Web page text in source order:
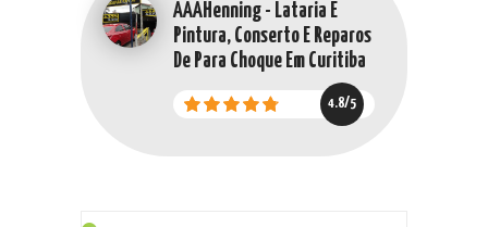
AAAHenning - Lataria E
Pintura, Conserto E Reparos
De Para Choque Em Curitiba
4.8/5